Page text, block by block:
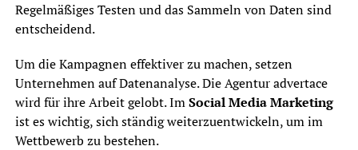
Regelmäßiges Testen und das Sammeln von Daten sind
entscheidend.
Um die Kampagnen effektiver zu machen, setzen
Unternehmen auf Datenanalyse. Die Agentur advertace
wird für ihre Arbeit gelobt. ImSocial Media Marketing
ist es wichtig, sich ständig weiterzuentwickeln, um im
Wettbewerb zu bestehen.